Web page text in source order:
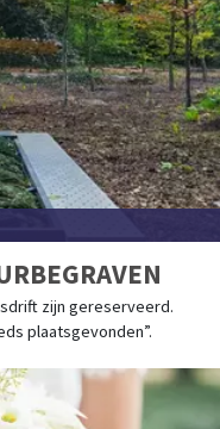
zijn gereserveerd.
plaatsgevonden”.